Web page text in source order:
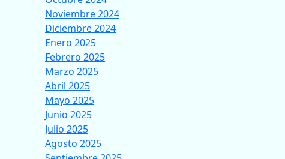
Noviembre 2024
Diciembre 2024
Enero 2025
Febrero 2025
Marzo 2025
Abril 2025
Mayo 2025
Junio 2025
Julio 2025
Agosto 2025